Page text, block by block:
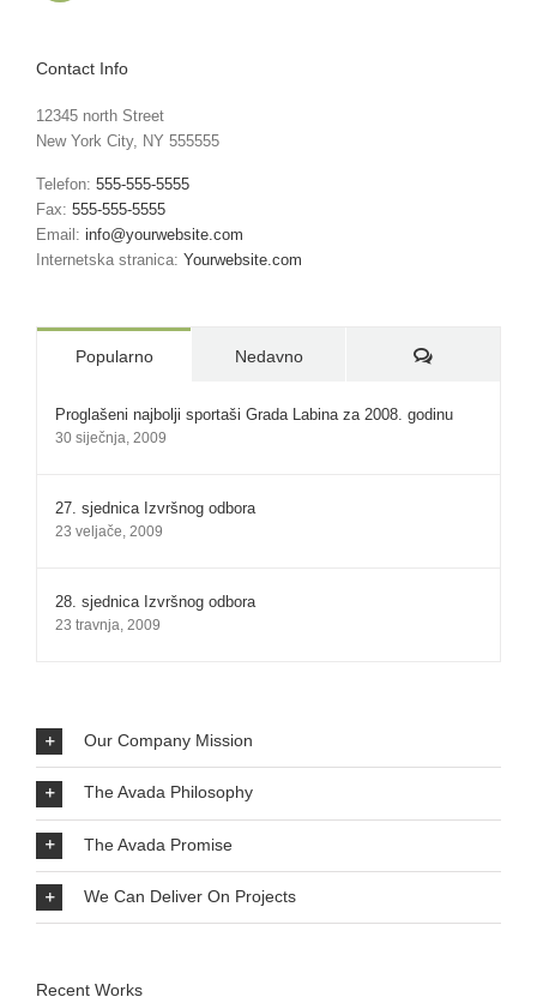
Contact Info
12345 north Street
New York City, NY 555555
Telefon: 555-555-5555
Fax: 555-555-5555
Email: info@yourwebsite.com
Internetska stranica: Yourwebsite.com
Popularno Nedavno Komentari:
Proglašeni najbolji sportaši Grada Labina za 2008. godinu
30 siječnja, 2009
27. sjednica Izvršnog odbora
23 veljače, 2009
28. sjednica Izvršnog odbora
23 travnja, 2009
Our Company Mission
The Avada Philosophy
The Avada Promise
We Can Deliver On Projects
Recent Works